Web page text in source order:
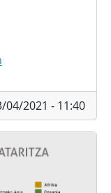
04/2021 - 11:40